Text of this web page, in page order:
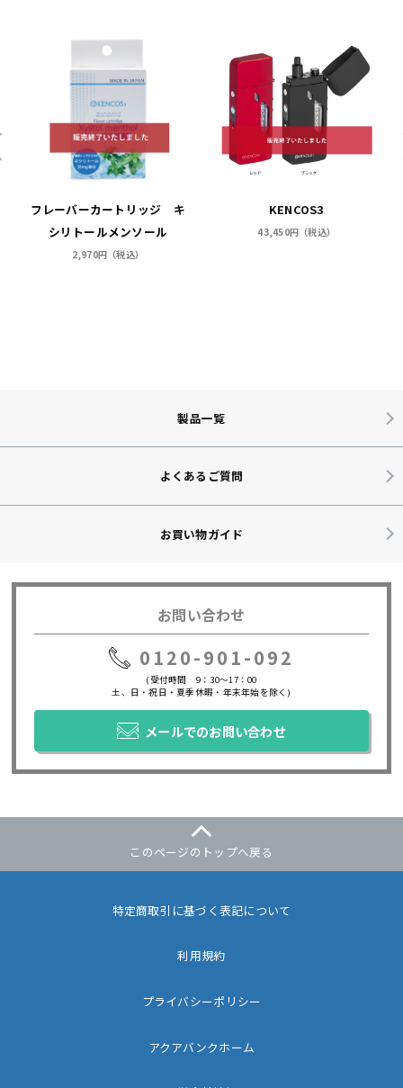
フレーバーカートリッジ キ
シリトールメンソール
2,970円（税込）
KENCOS3
43,450円（税込）
よくあるご質問
お買い物ガイド
製品一覧
お問い合わせ
0120-901-092
(受付時間 9：30～17：00
土、日・祝日・夏季休暇・年末年始を除く)
メールでのお問い合わせ
このページのトップへ戻る
特定商取引に基づく表記について
利用規約
プライバシーポリシー
アクアバンクホーム